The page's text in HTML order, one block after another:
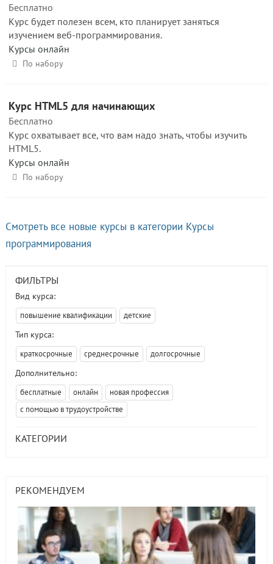
Бесплатно
Курс будет полезен всем, кто планирует заняться
изучением веб-программирования.
Курсы онлайн
По набору
Курс HTML5 для начинающих
Бесплатно
Курс охватывает все, что вам надо знать, чтобы изучить
HTML5.
Курсы онлайн
По набору
Смотреть все новые курсы в категории Курсы
программирования
ФИЛЬТРЫ
Вид курса:
повышение квалификации детские
Тип курса:
краткосрочные среднесрочные долгосрочные
Дополнительно:
бесплатные онлайн
новая профессия
с помощью в трудоустройстве
КАТЕГОРИИ
РЕКОМЕНДУЕМ